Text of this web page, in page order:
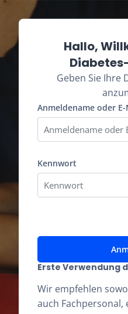
Zum Hauptinhalt
Hallo,
Geben Sie Ihre
Kontoerstellung
Anmeldename oder
Anmeldename oder E-
Kennwort
Kennwort
Erste Verwendung
Wir empfehlen
auch